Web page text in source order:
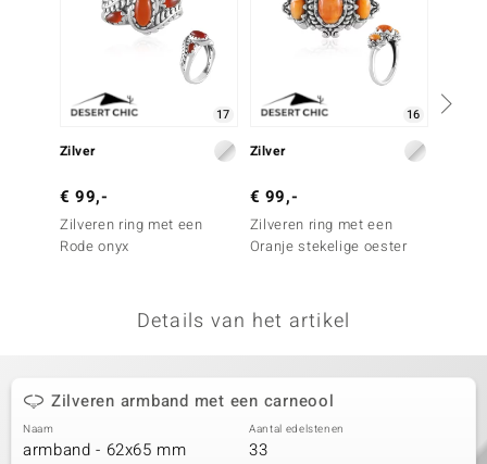
Collection
17
Zilver
€ 99,-
Zilveren ring met een
Rode onyx
16
Zilver
€ 99,-
Zilveren ring met een
Oranje stekelige oester
Details van het artikel
Zilveren armband met een carneool
Naam
armband - 62x65 mm
Aantal edelstenen
33